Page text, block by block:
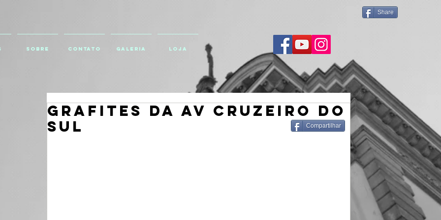
Share
SOBRE CONTATO GALERIA Loja
Grafites da Av Cruzeiro do
Sul
Compartilhar